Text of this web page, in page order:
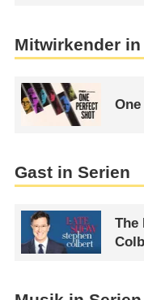
Mitwirkender in
Gast in Serien
The